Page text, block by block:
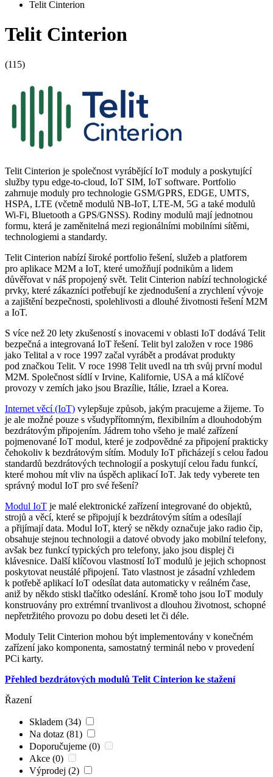
Telit Cinterion
Telit Cinterion
(115)
Telit Cinterion je společnost vyrábějící IoT moduly a poskytující
služby typu edge-to-cloud, IoT SIM, IoT software. Portfolio
zahrnuje moduly pro technologie GSM/GPRS, EDGE, UMTS,
HSPA, LTE (včetně modulů NB-IoT, LTE-M, 5G a také modulů
Wi-Fi, Bluetooth a GPS/GNSS). Rodiny modulů mají jednotnou
formu, která je zaměnitelná mezi regionálními mobilními sítěmi,
technologiemi a standardy.
Telit Cinterion nabízí široké portfolio řešení, služeb a platforem
pro aplikace M2M a IoT, které umožňují podnikům a lidem
důvěřovat v náš propojený svět. Telit Cinterion nabízí technologické
prvky, které zákazníci potřebují ke zjednodušení a zrychlení vývoje
a zajištění bezpečnosti, spolehlivosti a dlouhé životnosti řešení M2M
a IoT.
S více než 20 lety zkušeností s inovacemi v oblasti IoT dodává Telit
bezpečná a integrovaná IoT řešení. Telit byl založen v roce 1986
jako Telital a v roce 1997 začal vyrábět a prodávat produkty
pod značkou Telit. V roce 1998 Telit uvedl na trh svůj první modul
M2M. Společnost sídlí v Irvine, Kalifornie, USA a má klíčové
provozy v zemích jako jsou Brazílie, Itálie, Izrael a Korea.
Internet věcí (IoT) vylepšuje způsob, jakým pracujeme a žijeme. To
je ale možné pouze s všudypřítomným, flexibilním a dlouhodobým
bezdrátovým připojením. Jádrem toho všeho je malé zařízení
pojmenované IoT modul, které je zodpovědné za připojení prakticky
čehokoliv k bezdrátovým sítím. Moduly IoT přicházejí s celou řadou
standardů bezdrátových technologií a poskytují celou řadu funkcí,
které mohou mít vliv na úspěch aplikací IoT. Jak tedy vyberete ten
správný modul IoT pro své řešení?
Modul IoT je malé elektronické zařízení integrované do objektů,
strojů a věcí, které se připojují k bezdrátovým sítím a odesílají
a přijímají data. Modul IoT, který se někdy označuje jako radio čip,
obsahuje stejnou technologii a datové obvody jako mobilní telefony,
avšak bez funkcí typických pro telefony, jako jsou displej či
klávesnice. Další klíčovou vlastností IoT modulů je jejich schopnost
poskytovat neustálé připojení. Tato vlastnost je zásadní vzhledem
k potřebě aplikací IoT odesílat data automaticky v reálném čase,
aniž by někdo stiskl tlačítko odeslání. Kromě toho jsou IoT moduly
konstruovány pro extrémní trvanlivost a dlouhou životnost, schopné
nepřetržitého provozu po dobu deseti let či déle.
Moduly Telit Cinterion mohou být implementovány v konečném
zařízení jako komponenta, samostatný terminál nebo v provedení
PCi karty.
Přehled bezdrátových modulů Telit Cinterion ke stažení
Řazení
Skladem (34)
Na dotaz (81)
Doporučujeme (0)
Akce (0)
Výprodej (2)